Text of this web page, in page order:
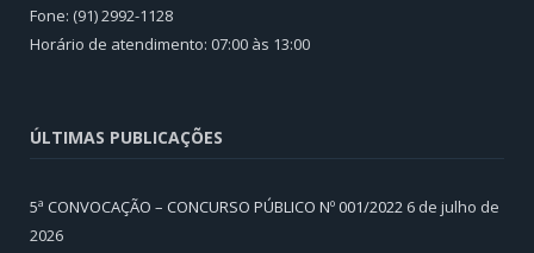
Fone: (91) 2992-1128
Horário de atendimento: 07:00 às 13:00
ÚLTIMAS PUBLICAÇÕES
5ª CONVOCAÇÃO – CONCURSO PÚBLICO Nº 001/2022 6 de julho de
2026